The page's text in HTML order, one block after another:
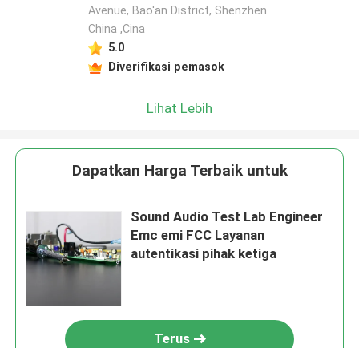
Avenue, Bao'an District, Shenzhen
China ,Cina
5.0
Diverifikasi pemasok
Lihat Lebih
Dapatkan Harga Terbaik untuk
Sound Audio Test Lab Engineer
Emc emi FCC Layanan
autentikasi pihak ketiga
Terus